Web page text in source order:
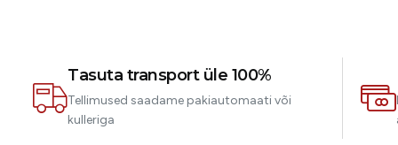
Tasuta transport üle 100%
Tellimused saadame pakiautomaati või
kulleriga